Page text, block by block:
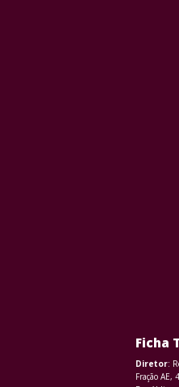
Ficha
Diretor:
Fração AE,